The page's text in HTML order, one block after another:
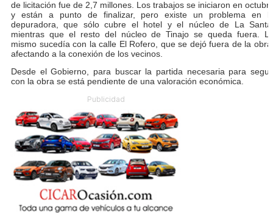
de licitación fue de 2,7 millones. Los trabajos se iniciaron en
y están a punto de finalizar, pero existe un problema en
depuradora, que sólo cubre el hotel y el núcleo de La
mientras que el resto del núcleo de Tinajo se queda fuera.
mismo sucedía con la calle El Rofero, que se dejó fuera de la
afectando a la conexión de los vecinos.
Desde el Gobierno, para buscar la partida necesaria para
con la obra se está pendiente de una valoración económica.
Publicidad